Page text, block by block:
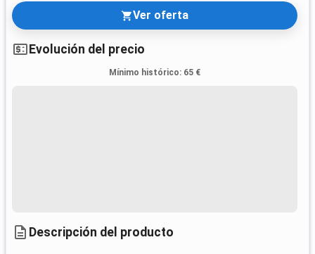
Ver oferta
Evolución del precio
Mínimo histórico: 65 €
Descripción del producto